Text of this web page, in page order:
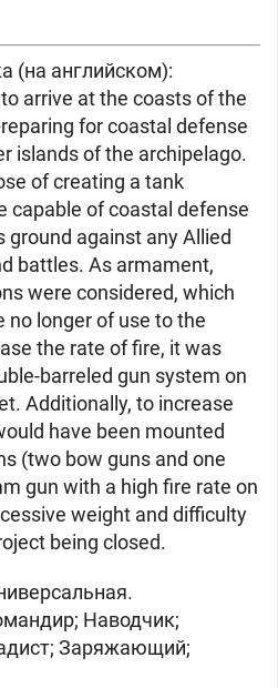
(на английском):
arrive at the coasts of the
for coastal defense
islands of the archipelago.
of creating a tank
capable of coastal defense
ground against any Allied
battles. As armament,
were considered, which
no longer of use to the
the rate of fire, it was
barreled gun system on
Additionally, to increase
have been mounted
(two bow guns and one
gun with a high fire rate on
weight and difficulty
being closed.
Наводчик;
Заряжающий;